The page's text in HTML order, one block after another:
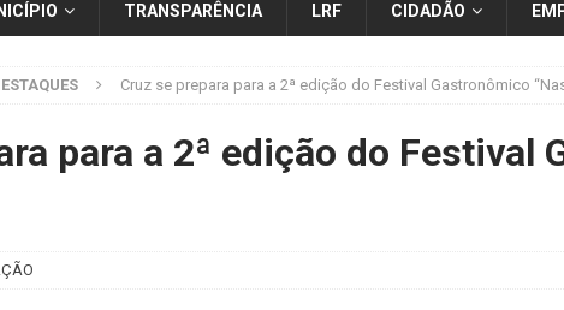
TRANSPARÊNCIA LRF CIDADÃO
Cruz se prepara para a 2ª edição do Festival Gastronômico
para a 2ª edição do Festival